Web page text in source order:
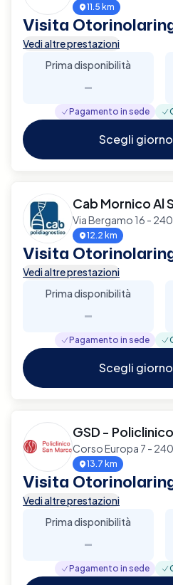
11.5 km
Visita
Vedi altre prestazioni
Prima disponibilità
-
Pagamento in sede
Scegli
Cab Mornico Al
Via Bergamo 16 -
12.2 km
Visita
Vedi altre prestazioni
Prima disponibilità
-
Pagamento in sede
Scegli
GSD -
Corso Europa 7 -
13.7 km
Visita
Vedi altre prestazioni
Prima disponibilità
-
Pagamento in sede